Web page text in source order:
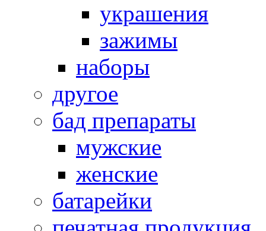
украшения
зажимы
наборы
другое
бад препараты
мужские
женские
батарейки